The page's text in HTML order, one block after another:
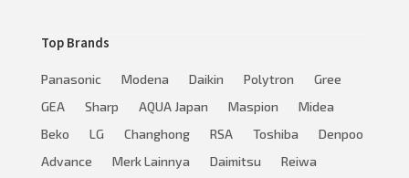
Top Brands
Panasonic Modena Daikin Polytron
Gree
GEA
Sharp AQUA Japan Maspion
Midea
Beko
LG Changhong RSA Toshiba
Denpoo
Advance
Merk Lainnya Daimitsu
Reiwa